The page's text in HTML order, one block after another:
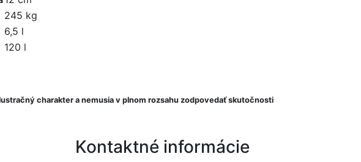
245 kg
6,5 l
120 l
charakter a nemusia v plnom rozsahu zodpovedať skutočnosti
Kontaktné informácie